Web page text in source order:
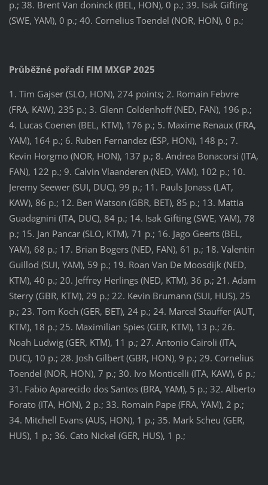
p.; 38. Brent Van doninck (BEL, HON), 0 p.; 39. Isak Gifting
(SWE, YAM), 0 p.; 40. Cornelius Toendel (NOR, HON), 0 p.;
Průběžné pořadí FIM MXGP 2025
1. Tim Gajser (SLO, HON), 274 points; 2. Romain Febvre
(FRA, KAW), 235 p.; 3. Glenn Coldenhoff (NED, FAN), 196 p.;
4. Lucas Coenen (BEL, KTM), 176 p.; 5. Maxime Renaux (FRA,
YAM), 164 p.; 6. Ruben Fernandez (ESP, HON), 148 p.; 7.
Kevin Horgmo (NOR, HON), 137 p.; 8. Andrea Bonacorsi (ITA,
FAN), 122 p.; 9. Calvin Vlaanderen (NED, YAM), 102 p.; 10.
Jeremy Seewer (SUI, DUC), 99 p.; 11. Pauls Jonass (LAT,
KAW), 86 p.; 12. Ben Watson (GBR, BET), 85 p.; 13. Mattia
Guadagnini (ITA, DUC), 84 p.; 14. Isak Gifting (SWE, YAM), 78
p.; 15. Jan Pancar (SLO, KTM), 71 p.; 16. Jago Geerts (BEL,
YAM), 68 p.; 17. Brian Bogers (NED, FAN), 61 p.; 18. Valentin
Guillod (SUI, YAM), 59 p.; 19. Roan Van De Moosdijk (NED,
KTM), 40 p.; 20. Jeffrey Herlings (NED, KTM), 36 p.; 21. Adam
Sterry (GBR, KTM), 29 p.; 22. Kevin Brumann (SUI, HUS), 25
p.; 23. Tom Koch (GER, BET), 24 p.; 24. Marcel Stauffer (AUT,
KTM), 18 p.; 25. Maximilian Spies (GER, KTM), 13 p.; 26.
Noah Ludwig (GER, KTM), 11 p.; 27. Antonio Cairoli (ITA,
DUC), 10 p.; 28. Josh Gilbert (GBR, HON), 9 p.; 29. Cornelius
Toendel (NOR, HON), 7 p.; 30. Ivo Monticelli (ITA, KAW), 6 p.;
31. Fabio Aparecido dos Santos (BRA, YAM), 5 p.; 32. Alberto
Forato (ITA, HON), 2 p.; 33. Romain Pape (FRA, YAM), 2 p.;
34. Mitchell Evans (AUS, HON), 1 p.; 35. Mark Scheu (GER,
HUS), 1 p.; 36. Cato Nickel (GER, HUS), 1 p.;